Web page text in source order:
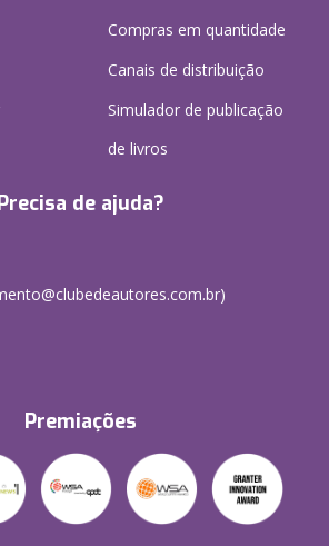
Compras em quantidade
Canais de distribuição
Simulador de publicação
de livros
de ajuda?
Premiações